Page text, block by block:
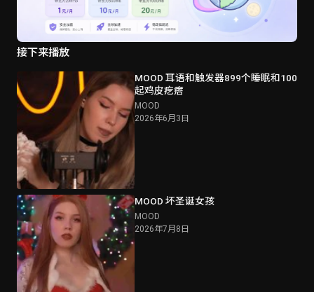
接下来播放
MOOD 耳语和触发器899个睡眠和100
起鸡皮疙瘩
MOOD
2026年6月3日
MOOD 坏圣诞女孩
MOOD
2026年7月8日